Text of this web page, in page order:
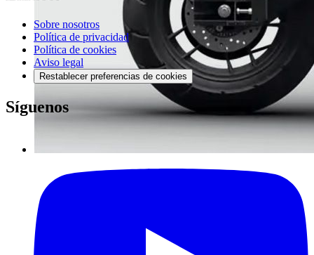
Sobre nosotros
Política de privacidad
Política de cookies
Aviso legal
Restablecer preferencias de cookies
Síguenos